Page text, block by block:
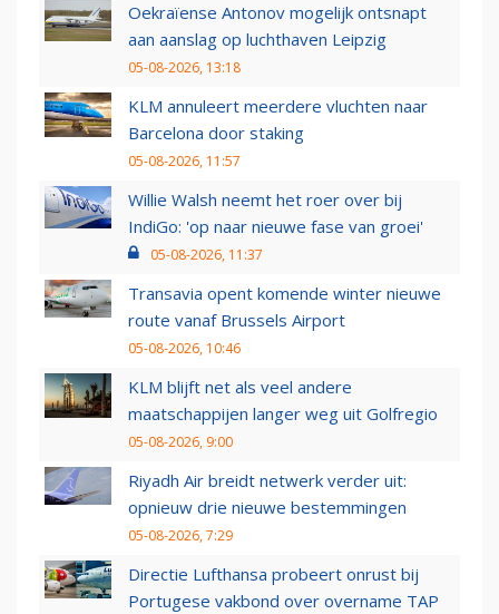
Oekraïense Antonov mogelijk ontsnapt
aan aanslag op luchthaven Leipzig
05-08-2026, 13:18
KLM annuleert meerdere vluchten naar
Barcelona door staking
05-08-2026, 11:57
Willie Walsh neemt het roer over bij
IndiGo: 'op naar nieuwe fase van groei'
05-08-2026, 11:37
Transavia opent komende winter nieuwe
route vanaf Brussels Airport
05-08-2026, 10:46
KLM blijft net als veel andere
maatschappijen langer weg uit Golfregio
05-08-2026, 9:00
Riyadh Air breidt netwerk verder uit:
opnieuw drie nieuwe bestemmingen
05-08-2026, 7:29
Directie Lufthansa probeert onrust bij
Portugese vakbond over overname TAP